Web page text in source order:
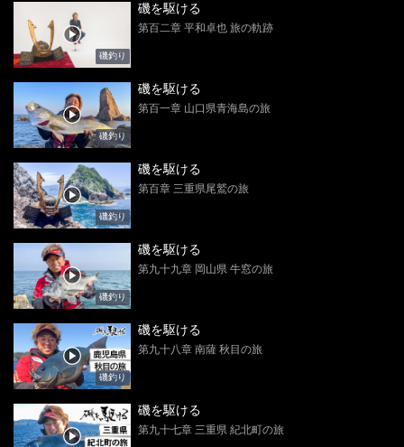
磯釣り
磯を駆ける
第百二章 平和卓也 旅の軌跡
磯釣り
磯を駆ける
第百一章 山口県青海島の旅
磯釣り
磯を駆ける
第百章 三重県尾鷲の旅
磯釣り
磯を駆ける
第九十九章 岡山県 牛窓の旅
磯釣り
磯を駆ける
第九十八章 南薩 秋目の旅
磯を駆ける
第九十七章 三重県 紀北町の旅